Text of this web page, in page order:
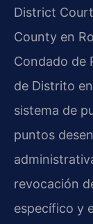
District
County en
Condado de
de Distrito
sistema de
puntos
revocación
específico y